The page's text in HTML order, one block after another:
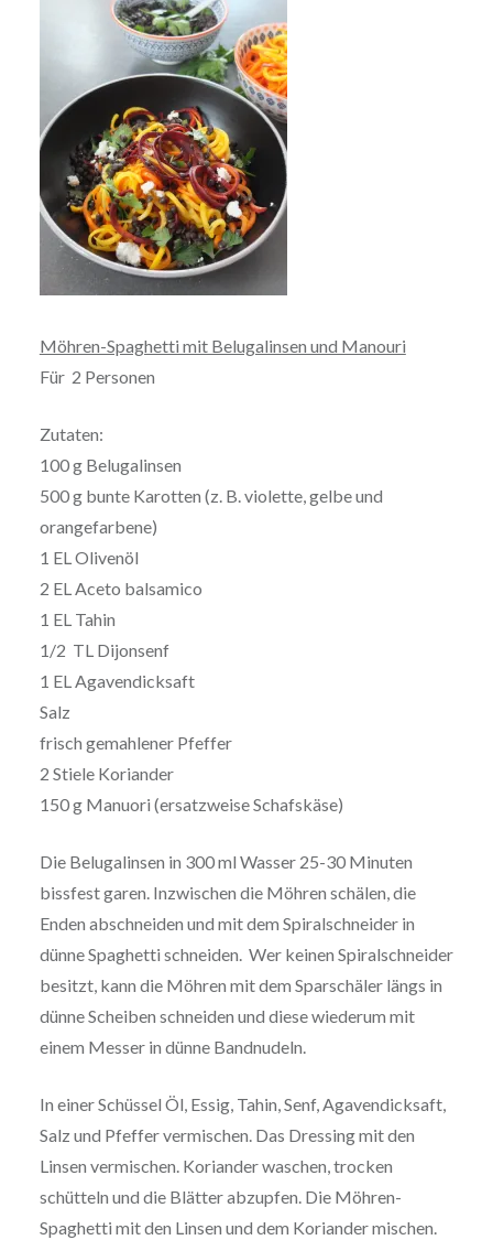
Möhren-Spaghetti mit Belugalinsen und Manouri
Für 2 Personen
Zutaten:
100 g Belugalinsen
500 g bunte Karotten (z. B. violette, gelbe und
orangefarbene)
1 EL Olivenöl
2 EL Aceto balsamico
1 EL Tahin
1/2 TL Dijonsenf
1 EL Agavendicksaft
Salz
frisch gemahlener Pfeffer
2 Stiele Koriander
150 g Manuori (ersatzweise Schafskäse)
Die Belugalinsen in 300 ml Wasser 25-30 Minuten
bissfest garen. Inzwischen die Möhren schälen, die
Enden abschneiden und mit dem Spiralschneider in
dünne Spaghetti schneiden. Wer keinen Spiralschneider
besitzt, kann die Möhren mit dem Sparschäler längs in
dünne Scheiben schneiden und diese wiederum mit
einem Messer in dünne Bandnudeln.
In einer Schüssel Öl, Essig, Tahin, Senf, Agavendicksaft,
Salz und Pfeffer vermischen. Das Dressing mit den
Linsen vermischen. Koriander waschen, trocken
schütteln und die Blätter abzupfen. Die Möhren-
Spaghetti mit den Linsen und dem Koriander mischen.